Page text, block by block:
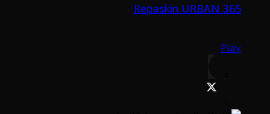
Repaskin URBAN 365
Play